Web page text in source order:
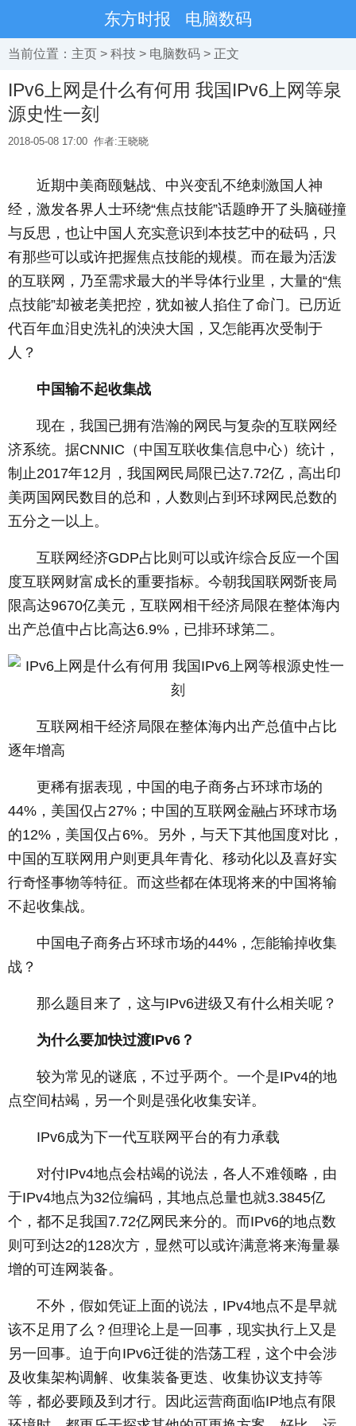
东方时报 电脑数码
当前位置： 主页 > 科技 > 电脑数码 > 正文
IPv6上网是什么有何用 我国IPv6上网等泉
源史性一刻
2018-05-08 17:00 作者:王晓晓
­ 近期中美商颐魅战、中兴变乱不绝刺激国人神
经，激发各界人士环绕“焦点技能”话题睁开了头脑碰撞
与反思，也让中国人充实意识到本技艺中的砝码，只
有那些可以或许把握焦点技能的规模。而在最为活泼
的互联网，乃至需求最大的半导体行业里，大量的“焦
点技能”却被老美把控，犹如被人掐住了命门。已历近
代百年血泪史洗礼的泱泱大国，又怎能再次受制于
人？
中国输不起收集战
­ 现在，我国已拥有浩瀚的网民与复杂的互联网经
济系统。据CNNIC（中国互联收集信息中心）统计，
制止2017年12月，我国网民局限已达7.72亿，高出印
美两国网民数目的总和，人数则占到环球网民总数的
五分之一以上。
­ 互联网经济GDP占比则可以或许综合反应一个国
度互联网财富成长的重要指标。今朝我国联网斲丧局
限高达9670亿美元，互联网相干经济局限在整体海内
出产总值中占比高达6.9%，已排环球第二。
­ 互联网相干经济局限在整体海内出产总值中占比
逐年增高
­ 更稀有据表现，中国的电子商务占环球市场的
44%，美国仅占27%；中国的互联网金融占环球市场
的12%，美国仅占6%。另外，与天下其他国度对比，
中国的互联网用户则更具年青化、移动化以及喜好实
行奇怪事物等特征。而这些都在体现将来的中国将输
不起收集战。
­ 中国电子商务占环球市场的44%，怎能输掉收集
战？
­ 那么题目来了，这与IPv6进级又有什么相关呢？
为什么要加快过渡IPv6？
­ 较为常见的谜底，不过乎两个。一个是IPv4的地
点空间枯竭，另一个则是强化收集安详。
­ IPv6成为下一代互联网平台的有力承载
­ 对付IPv4地点会枯竭的说法，各人不难领略，由
于IPv4地点为32位编码，其地点总量也就3.3845亿
个，都不足我国7.72亿网民来分的。而IPv6的地点数
则可到达2的128次方，显然可以或许满意将来海量暴
增的可连网装备。
­ 不外，假如凭证上面的说法，IPv4地点不是早就
该不足用了么？但理论上是一回事，现实执行上又是
另一回事。迫于向IPv6迁徙的浩荡工程，这个中会涉
及收集架构调解、收集装备更迭、收集协议支持等
等，都必要顾及到才行。因此运营商面临IP地点有限